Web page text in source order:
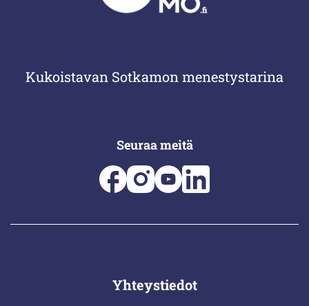
Kukoistavan Sotkamon menestystarina
Seuraa meitä
Yhteystiedot